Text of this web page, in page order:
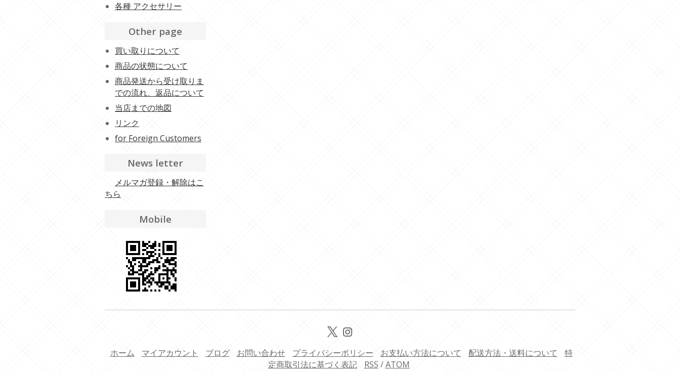
各種 アクセサリー
Other page
買い取りについて
商品の状態について
商品発送から受け取りま
での流れ、返品について
当店までの地図
リンク
for Foreign Customers
News letter
メルマガ登録・解除はこ
ちら
Mobile
ホーム マイアカウント ブログ お問い合わせ プライバシーポリシー お支払い方法について 配送方法・送料について
特
定商取引法に基づく表記
RSS /ATOM